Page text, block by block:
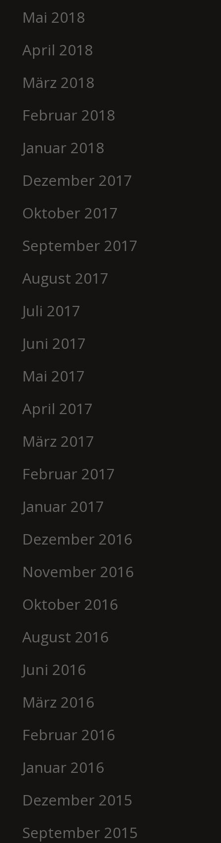
Mai 2018
April 2018
März 2018
Februar 2018
Januar 2018
Dezember 2017
Oktober 2017
September 2017
August 2017
Juli 2017
Juni 2017
Mai 2017
April 2017
März 2017
Februar 2017
Januar 2017
Dezember 2016
November 2016
Oktober 2016
August 2016
Juni 2016
März 2016
Februar 2016
Januar 2016
Dezember 2015
September 2015